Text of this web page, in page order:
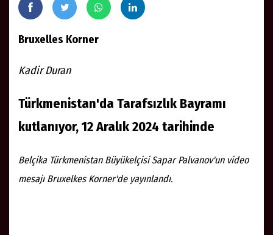
Bruxelles Korner
Kadir Duran
Türkmenistan'da Tarafsızlık Bayramı
kutlanıyor, 12 Aralık 2024 tarihinde
Belçika Türkmenistan Büyükelçisi Sapar Palvanov'un video
mesajı Bruxelkes Korner'de yayınlandı.